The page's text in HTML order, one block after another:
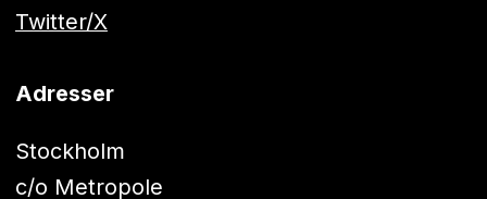
Twitter/X
Adresser
Stockholm
c/o Metropole